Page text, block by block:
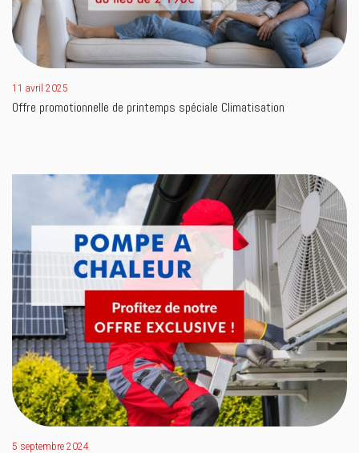
11 avril 2025
Offre promotionnelle de printemps spéciale Climatisation
5 septembre 2024